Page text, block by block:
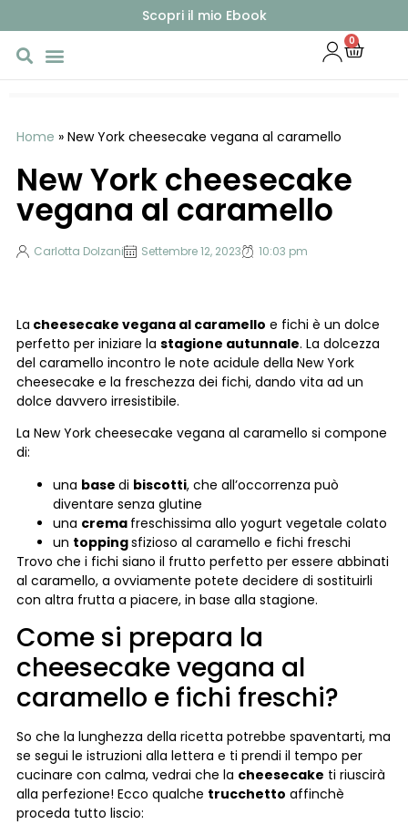
Scopri il mio Ebook
0
Home » New York cheesecake vegana al caramello
New York cheesecake
vegana al caramello
Carlotta Dolzani Settembre 12, 2023 10:03 pm
La cheesecake vegana al caramello e fichi è un dolce
perfetto per iniziare la stagione autunnale. La dolcezza
del caramello incontro le note acidule della New York
cheesecake e la freschezza dei fichi, dando vita ad un
dolce davvero irresistibile.
La New York cheesecake vegana al caramello si compone
di:
una base di biscotti, che all’occorrenza può
diventare senza glutine
una crema freschissima allo yogurt vegetale colato
un toppingsfizioso al caramello e fichi freschi
Trovo che i fichi siano il frutto perfetto per essere abbinati
al caramello, a ovviamente potete decidere di sostituirli
con altra frutta a piacere, in base alla stagione.
Come si prepara la
cheesecake vegana al
caramello e fichi freschi?
So che la lunghezza della ricetta potrebbe spaventarti, ma
se segui le istruzioni alla lettera e ti prendi il tempo per
cucinare con calma, vedrai che la cheesecake ti riuscirà
alla perfezione! Ecco qualche trucchetto affinchè
proceda tutto liscio: